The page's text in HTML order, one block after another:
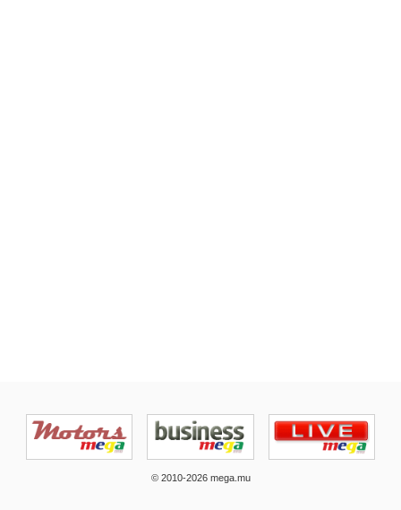
© 2010-2026 mega.mu